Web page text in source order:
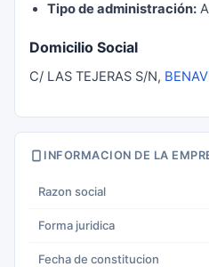
Tipo de administración:
Domicilio Social
C/ LAS TEJERAS S/N,
INFORMACION DE LA
Razon social
Forma juridica
Fecha de constitucion